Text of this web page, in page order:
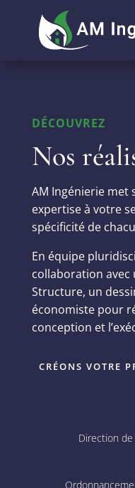
DÉCOUVREZ
Nos
AM Ingénierie met
expertise à votre
spécificité de
En équipe
collaboration avec
Structure, un
économiste pour
conception et
CRÉONS VOTRE
Direction